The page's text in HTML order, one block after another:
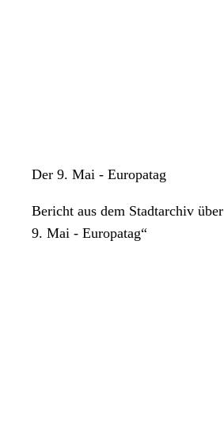
Der 9. Mai - Europatag
Bericht aus dem Stadtarchiv
9. Mai - Europatag“